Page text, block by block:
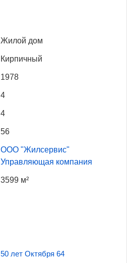
Жилой дом
Кирпичный
1978
4
4
56
ООО "Жилсервис"
Управляющая компания
3599 м²
50 лет Октября 64